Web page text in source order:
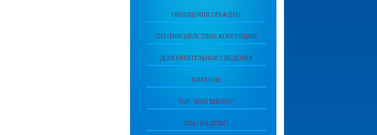
ОБРАЩЕНИЯ ГРАЖДАН
ПРОТИВОДЕЙСТВИЕ КОРРУПЦИИ
ДОПОЛНИТЕЛЬНЫЕ СВЕДЕНИЯ
ПИТАНИЕ
ТОР "МОЯ ШКОЛА"
МЫ - КАДЕТЫ !